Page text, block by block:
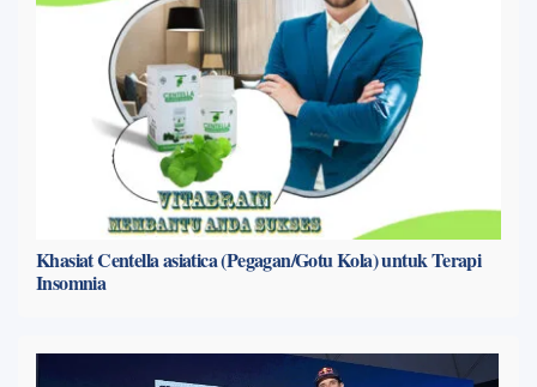
Khasiat Centella asiatica (Pegagan/Gotu Kola) untuk Terapi
Insomnia